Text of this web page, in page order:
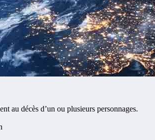
au décès d’un ou plusieurs personnages.